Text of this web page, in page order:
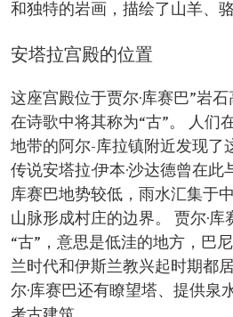
和独特的岩画，描绘了山羊、
安塔拉宫殿的位置
这座宫殿位于贾尔·库赛巴”岩
在诗歌中将其称为“古”。 人们
地带的阿尔-库拉镇附近发现了
传说安塔拉·伊本·沙达德曾在此
库赛巴地势较低，雨水汇集于
山脉形成村庄的边界。 贾尔·
“古”，意思是低洼的地方，巴
兰时代和伊斯兰教兴起时期都
尔·库赛巴还有瞭望塔、提供泉